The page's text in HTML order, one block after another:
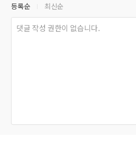
등록순 최신순